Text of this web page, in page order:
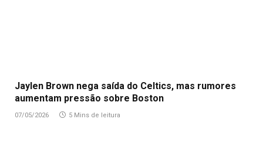
Jaylen Brown nega saída do Celtics, mas rumores
aumentam pressão sobre Boston
07/05/2026 5 Mins de leitura